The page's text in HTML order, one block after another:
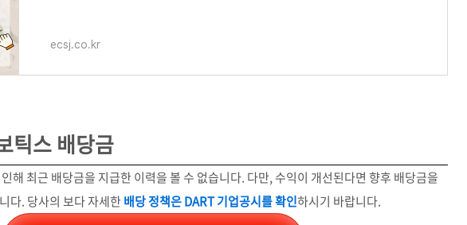
ecsj.co.kr
틱스 배당금
해 최근 배당금을 지급한 이력을 볼 수 없습니다. 다만, 수익이 개선된다면 향후 배당금을
다. 당사의 보다 자세한배당 정책은 DART 기업공시를 확인하시기 바랍니다.